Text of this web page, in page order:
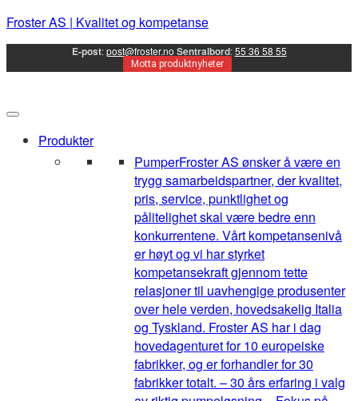
Froster AS | Kvalitet og kompetanse
E-post:post@froster.no Sentralbord:55 36 58 55
Motta produktnyheter
Produkter
PumperFroster AS ønsker å være en
trygg samarbeidspartner, der kvalitet,
pris, service, punktlighet og
pålitelighet skal være bedre enn
konkurrentene. Vårt kompetansenivå
er høyt og vi har styrket
kompetansekraft gjennom tette
relasjoner til uavhengige produsenter
over hele verden, hovedsakelig Italia
og Tyskland. Froster AS har i dag
hovedagenturet for 10 europeiske
fabrikker, og er forhandler for 30
fabrikker totalt. – 30 års erfaring i valg